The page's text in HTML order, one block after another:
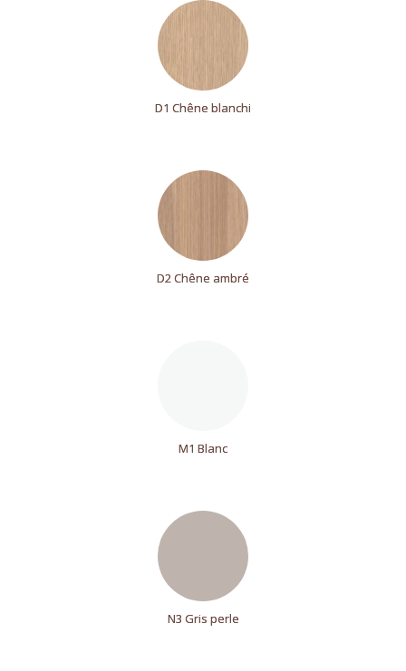
D1 Chêne blanchi
D2 Chêne ambré
M1 Blanc
N3 Gris perle